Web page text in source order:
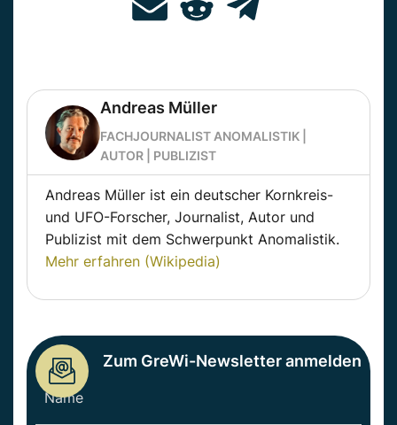
Andreas Müller
FACHJOURNALIST ANOMALISTIK |
AUTOR | PUBLIZIST
Andreas Müller ist ein deutscher Kornkreis-
und UFO-Forscher, Journalist, Autor und
Publizist mit dem Schwerpunkt Anomalistik.
Mehr erfahren (Wikipedia)
Zum GreWi-Newsletter anmelden